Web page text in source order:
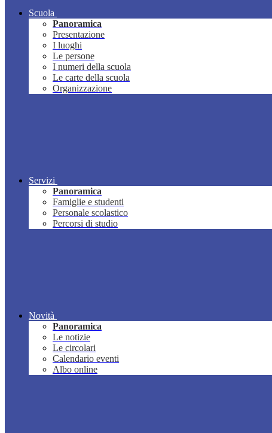
Scuola
Panoramica
Presentazione
I luoghi
Le persone
I numeri della scuola
Le carte della scuola
Organizzazione
Servizi
Panoramica
Famiglie e studenti
Personale scolastico
Percorsi di studio
Novità
Panoramica
Le notizie
Le circolari
Calendario eventi
Albo online